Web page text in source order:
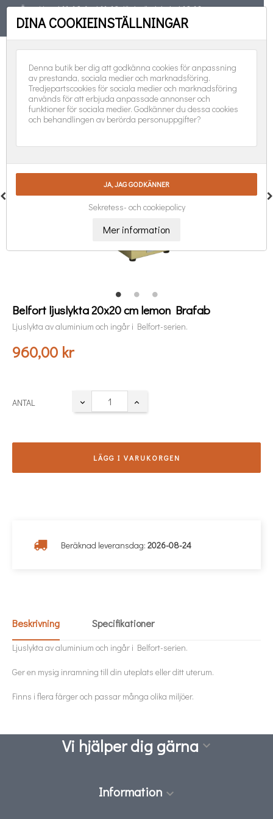
Öppet torsd 11-19, fred 11-18, lörd, sönd, helgd 10-16
TELEFON 08-551 501 31 FÖLJ OSS:
Belfort ljuslykta 20x20 cm lemon Brafab
Ljuslykta av aluminium och ingår i Belfort-serien.
960,00 kr
ANTAL
LÄGG I VARUKORGEN
Beräknad leveransdag: 2026-08-24
Beskrivning Specifikationer
Ljuslykta av aluminium och ingår i Belfort-serien.
Ger en mysig inramning till din uteplats eller ditt uterum.
Finns i flera färger och passar många olika miljöer.
Vi hjälper dig gärna 
Information 
DINA COOKIEINSTÄLLNINGAR
Denna butik ber dig att godkänna cookies för anpassning
av prestanda, sociala medier och marknadsföring.
Tredjepartscookies för sociala medier och marknadsföring
används för att erbjuda anpassade annonser och
funktioner för sociala medier. Godkänner du dessa cookies
och behandlingen av berörda personuppgifter?
Sekretess- och cookiepolicy